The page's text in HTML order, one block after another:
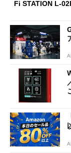
Fi STATION L-